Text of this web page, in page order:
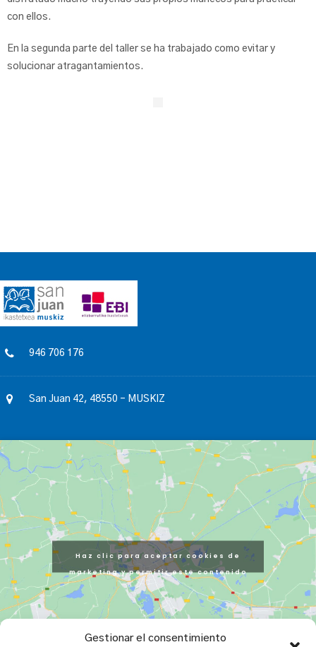
Gestionar el consentimiento
con ellos.
En la segunda parte del taller se ha trabajado como evitar y
solucionar atragantamientos.
946 706 176
San Juan 42, 48550 – MUSKIZ
Haz clic para aceptar cookies de
marketing y permitir este contenido